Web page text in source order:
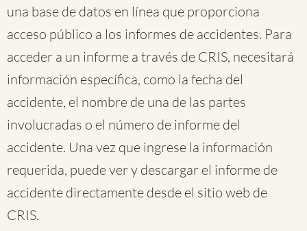
una base de datos en línea que proporciona
acceso público a los informes de accidentes. Para
acceder a un informe a través de CRIS, necesitará
información específica, como la fecha del
accidente, el nombre de una de las partes
involucradas o el número de informe del
accidente. Una vez que ingrese la información
requerida, puede ver y descargar el informe de
accidente directamente desde el sitio web de
CRIS.